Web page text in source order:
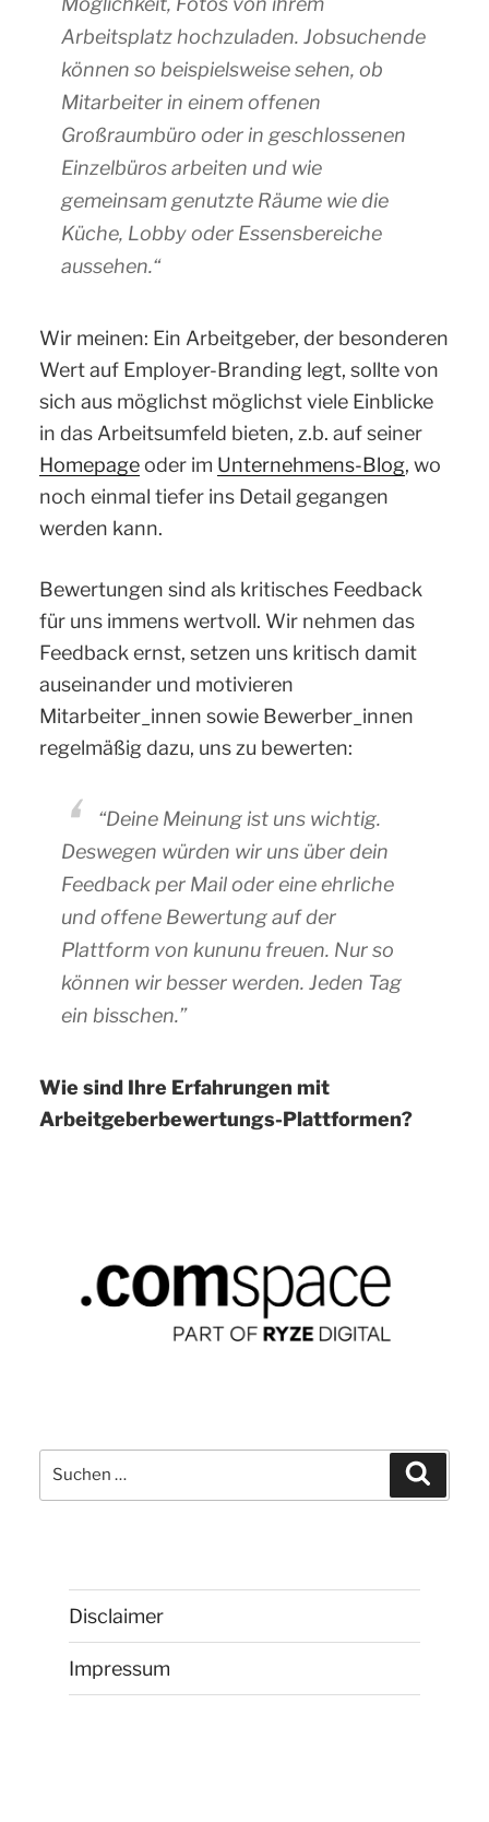
Arbeitsplatz hochzuladen. Jobsuchende
können so beispielsweise sehen, ob
Mitarbeiter in einem offenen
Großraumbüro oder in geschlossenen
Einzelbüros arbeiten und wie
gemeinsam genutzte Räume wie die
Küche, Lobby oder Essensbereiche
aussehen.“
Wir meinen: Ein Arbeitgeber, der besonderen
Wert auf Employer-Branding legt, sollte von
sich aus möglichst möglichst viele Einblicke
in das Arbeitsumfeld bieten, z.b. auf seiner
Homepageoder im Unternehmens-Blog, wo
noch einmal tiefer ins Detail gegangen
werden kann.
Bewertungen sind als kritisches Feedback
für uns immens wertvoll. Wir nehmen das
Feedback ernst, setzen uns kritisch damit
auseinander und motivieren
Mitarbeiter_innen sowie Bewerber_innen
regelmäßig dazu, uns zu bewerten:
“Deine Meinung ist uns wichtig.
Deswegen würden wir uns über dein
Feedback per Mail oder eine ehrliche
und offene Bewertung auf der
Plattform von kununu freuen. Nur so
können wir besser werden. Jeden Tag
ein bisschen.”
Wie sind Ihre Erfahrungen mit
Arbeitgeberbewertungs-Plattformen?
Suchen
nach:
Disclaimer
Impressum